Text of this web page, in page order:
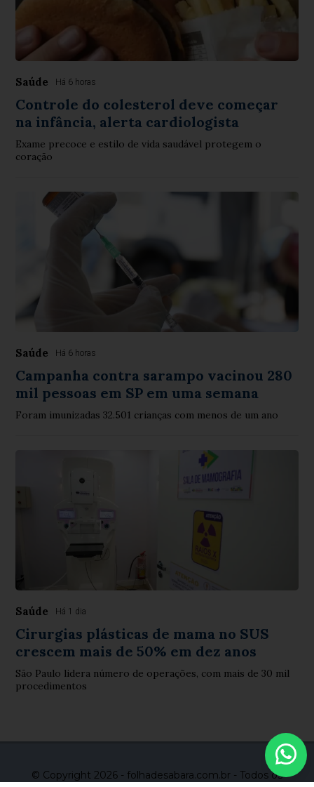
Saúde Há 6 horas
Controle do colesterol deve começar
na infância, alerta cardiologista
Exame precoce e estilo de vida saudável protegem o
coração
Saúde Há 6 horas
Campanha contra sarampo vacinou 280
mil pessoas em SP em uma semana
Foram imunizadas 32.501 crianças com menos de um ano
Saúde Há 1 dia
Cirurgias plásticas de mama no SUS
crescem mais de 50% em dez anos
São Paulo lidera número de operações, com mais de 30 mil
procedimentos
© Copyright 2026 - folhadesabara.com.br - Todos os